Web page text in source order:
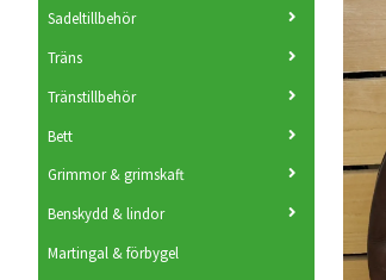
Sadeltillbehör
Träns
Tränstillbehör
Bett
Grimmor & grimskaft
Benskydd & lindor
Martingal & förbygel